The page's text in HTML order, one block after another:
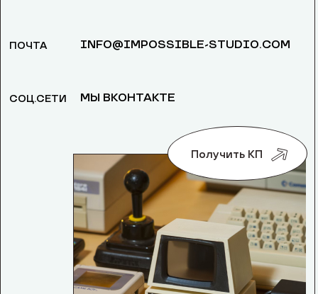
ПОЧТА
СОЦ.СЕТИ
INFO@IMPOSSIBLE-STUDIO.COM
МЫ ВКОНТАКТЕ
Получить КП